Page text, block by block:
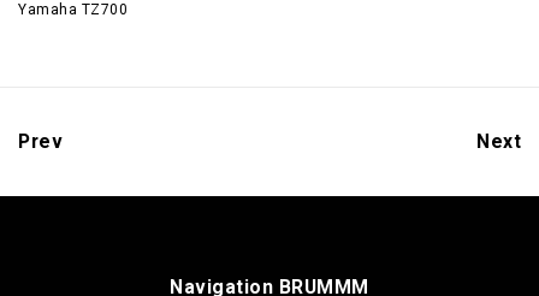
Yamaha TZ700
Prev Next
Navigation BRUMMM